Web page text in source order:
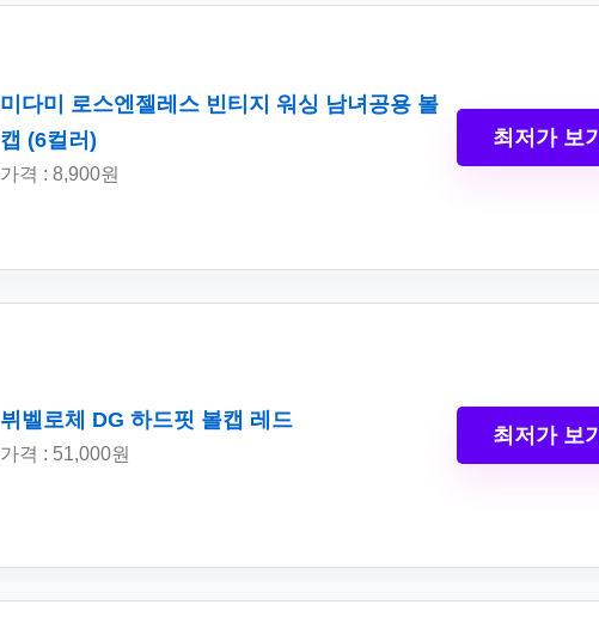
미다미 로스엔젤레스 빈티지 워싱 남녀공용 볼
캡 (6컬러)
가격 : 8,900원
최저가 보기
뷔벨로체 DG 하드핏 볼캡 레드
가격 : 51,000원
최저가 보기